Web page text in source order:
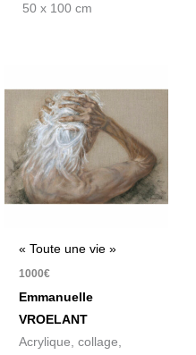
50 x 100 cm
« Toute une vie »
1000€
Emmanuelle
VROELANT
Acrylique, collage,